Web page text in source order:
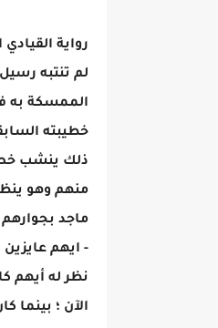
رواية القيادي الفصل
لم تنتبه
الممسكة به
خطيبته
ذلك ينشب
منهم وهو
ماجد
- ايهم
نظر له أيهم
الآن ؛ بينما